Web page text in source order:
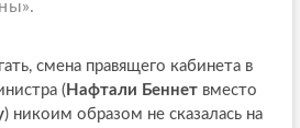
смена правящего кабинета в
( Нафтали Беннетвместо
) никоим образом не сказалась на